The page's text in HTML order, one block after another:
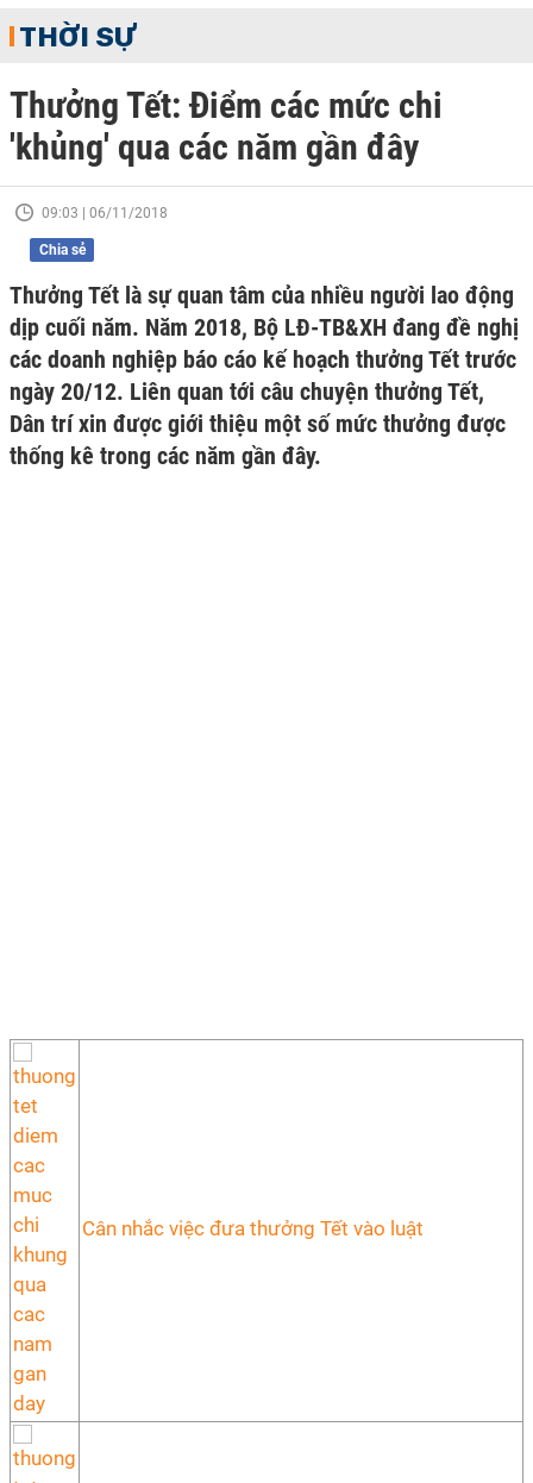
THỜI SỰ
Thưởng Tết: Điểm các mức chi
'khủng' qua các năm gần đây
09:03 | 06/11/2018
Chia sẻ
Thưởng Tết là sự quan tâm của nhiều người lao động
dịp cuối năm. Năm 2018, Bộ LĐ-TB&XH đang đề nghị
các doanh nghiệp báo cáo kế hoạch thưởng Tết trước
ngày 20/12. Liên quan tới câu chuyện thưởng Tết,
Dân trí xin được giới thiệu một số mức thưởng được
thống kê trong các năm gần đây.
Cân nhắc việc đưa thưởng Tết vào luật